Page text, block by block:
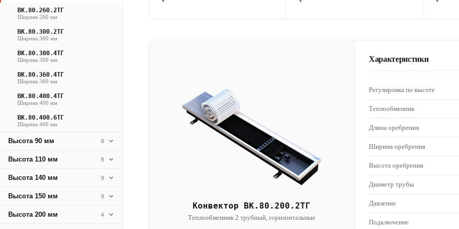
ВК.80.260.2ТГ
Ширина 260 мм
ВК.80.300.2ТГ
Ширина 300 мм
ВК.80.300.4ТГ
Ширина 300 мм
ВК.80.360.4ТГ
Ширина 360 мм
ВК.80.400.4ТГ
Ширина 400 мм
ВК.80.400.6ТГ
Ширина 400 мм
Высота 90 мм 8
Высота 110 мм 8
Высота 140 мм 9
Высота 150 мм 9
Высота 200 мм 4
Конвектор ВК.80.200.2ТГ
Теплообменник 2 трубный, горизонтальные
Характеристики
Регулировка по высоте
Теплообменник
Длина оребрения
Ширина оребрения
Высота оребрения
Диаметр трубы
Давление
Подключение